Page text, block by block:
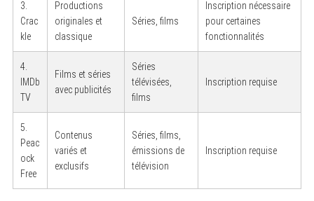
3.
Crac
kle
Productions
originales et
classique
Séries, films
Inscription nécessaire
pour certaines
fonctionnalités
4.
IMDb
TV
Films et séries
avec publicités
Séries
télévisées,
films
Inscription requise
5.
Peac
ock
Free
Contenus
variés et
exclusifs
Séries, films,
émissions de
télévision
Inscription requise